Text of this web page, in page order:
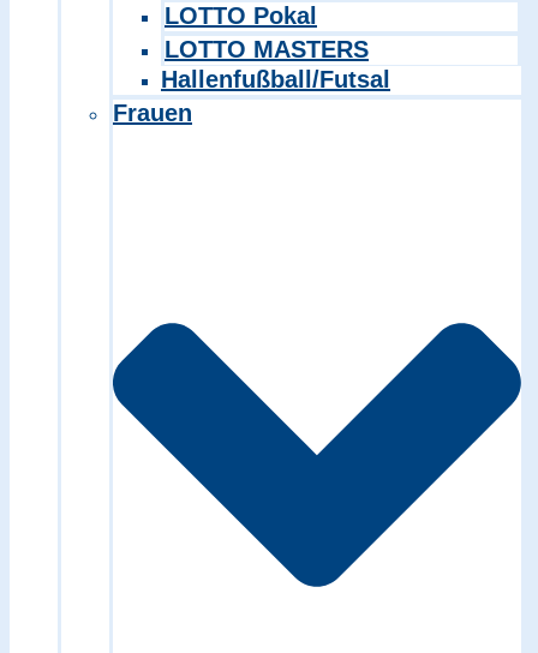
LOTTO Pokal
LOTTO MASTERS
Hallenfußball/Futsal
Frauen